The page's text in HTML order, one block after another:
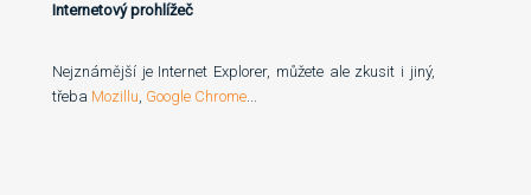
Internetový prohlížeč
Nejznámější je Internet Explorer, můžete ale zkusit i jiný,
třeba Mozillu, Google Chrome...